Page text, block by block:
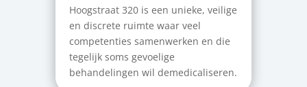
Hoogstraat 320 is een unieke, veilige
en discrete ruimte waar veel
competenties samenwerken en die
tegelijk soms gevoelige
behandelingen wil demedicaliseren.